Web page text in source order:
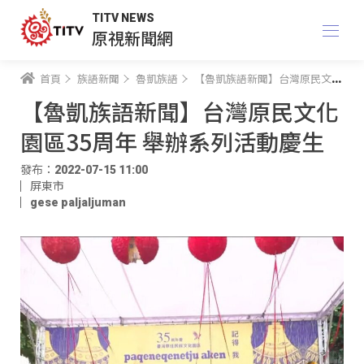
TITV NEWS
原視新聞網
首頁 族語新聞 魯凱族語 【魯凱族語新聞】台灣原民文化園區35周年 舉辦系列活動慶生
【魯凱族語新聞】台灣原民文化
園區35周年 舉辦系列活動慶生
發布：2022-07-15 11:00
屏東市
gese paljaljuman